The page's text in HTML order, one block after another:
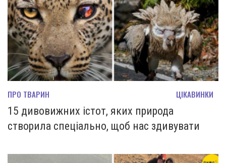
ПРО ТВАРИН ЦІКАВИНКИ
15 дивовижних істот, яких природа
створила спеціально, щоб нас здивувати